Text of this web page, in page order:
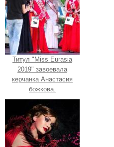
Титул "Miss Eurasia
2019" завоевала
керчанка Анастасия
божкова.